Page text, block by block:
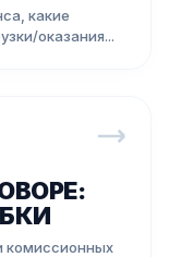
какие
оказания...
комиссионных